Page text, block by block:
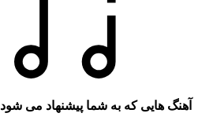
آهنگ هایی که به شما پیشنهاد می شود